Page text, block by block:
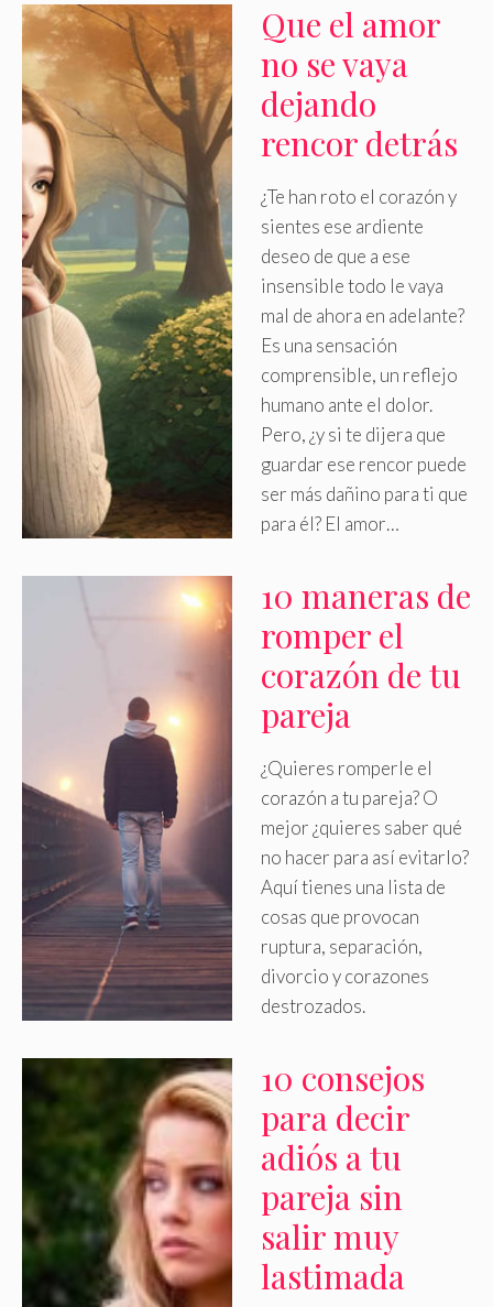
Que el amor
no se vaya
dejando
rencor detrás
¿Te han roto el corazón y
sientes ese ardiente
deseo de que a ese
insensible todo le vaya
mal de ahora en adelante?
Es una sensación
comprensible, un reflejo
humano ante el dolor.
Pero, ¿y si te dijera que
guardar ese rencor puede
ser más dañino para ti que
para él? El amor…
10 maneras de
romper el
corazón de tu
pareja
¿Quieres romperle el
corazón a tu pareja? O
mejor ¿quieres saber qué
no hacer para así evitarlo?
Aquí tienes una lista de
cosas que provocan
ruptura, separación,
divorcio y corazones
destrozados.
10 consejos
para decir
adiós a tu
pareja sin
salir muy
lastimada